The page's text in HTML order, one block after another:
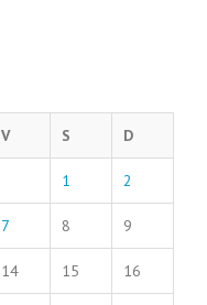
V S D
1 2
7 8 9
14 15 16